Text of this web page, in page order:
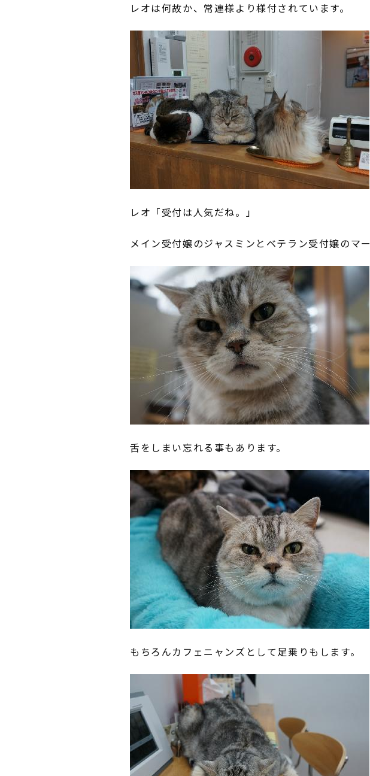
レオは何故か、常連様より様付されています。
レオ「受付は人気だね。」
メイン受付嬢のジャスミンとベテラン受付嬢のマ
舌をしまい忘れる事もあります。
もちろんカフェニャンズとして足乗りもします。